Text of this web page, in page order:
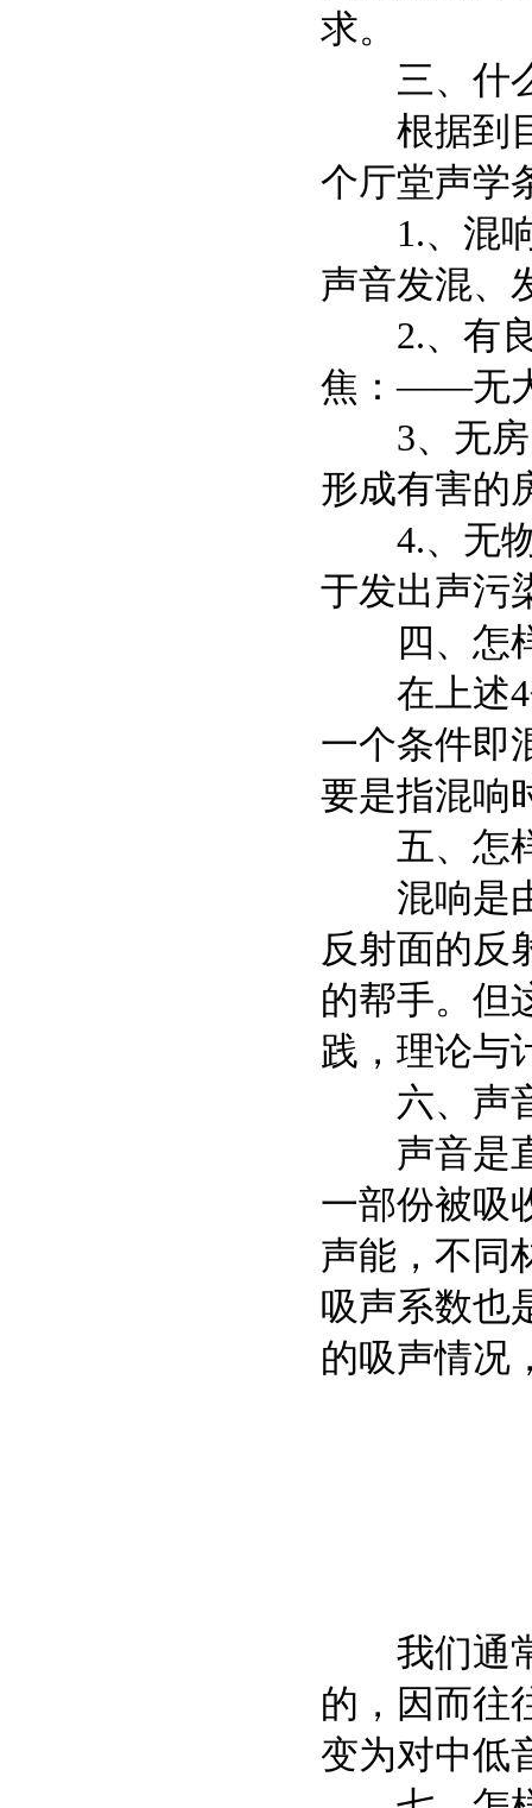
求。
三、什么
根据到目
个厅堂声学
1.、混响
声音发混、
2.、有良
焦：——无
3、无房
形成有害的
4.、无物
于发出声污
四、怎样
在上述4
一个条件即
要是指混响
五、怎样
混响是由
反射面的反
的帮手。但
践，理论与
六、声音
声音是直
一部份被吸
声能，不同
吸声系数也
的吸声情况
我们通常
的，因而往
变为对中低